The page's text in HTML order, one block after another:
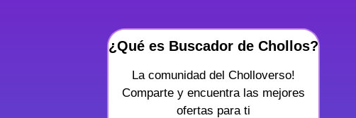
¿Qué es Buscador de Chollos?
La comunidad del Cholloverso!
Comparte y encuentra las mejores
ofertas para ti